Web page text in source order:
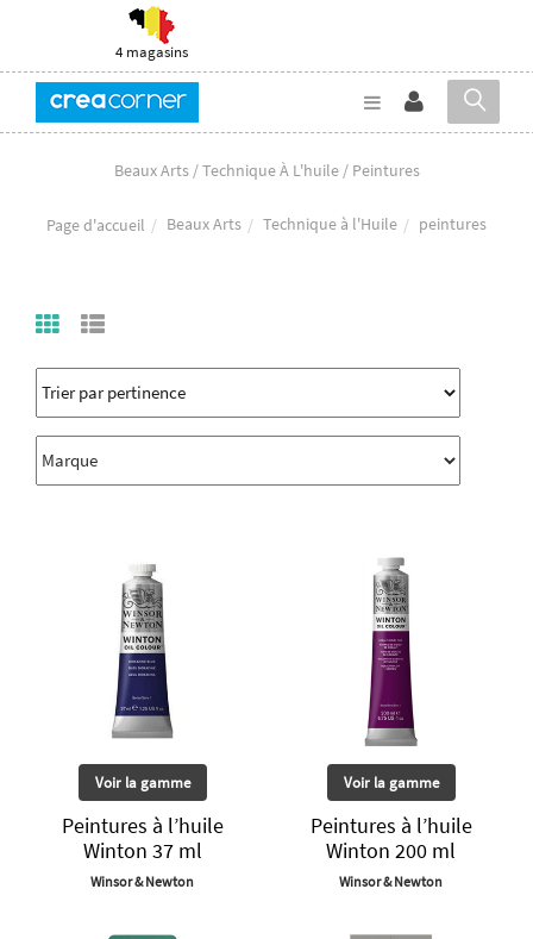
4 magasins
Beaux Arts / Technique À L'huile / Peintures
Page d'accueil Beaux Arts Technique à l'Huile peintures
Voir la gamme
Peintures à l’huile
Winton 37 ml
Winsor & Newton
Voir la gamme
Peintures à l’huile
Winton 200 ml
Winsor & Newton